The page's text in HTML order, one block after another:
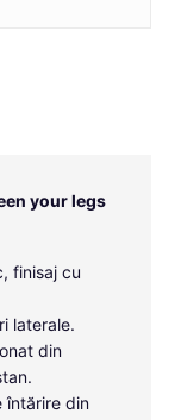
your legs
finisaj cu
laterale.
din
întărire din